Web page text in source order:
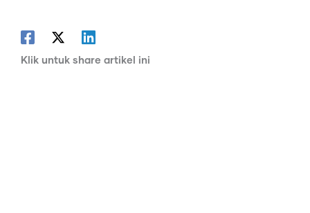
Klik untuk share artikel ini